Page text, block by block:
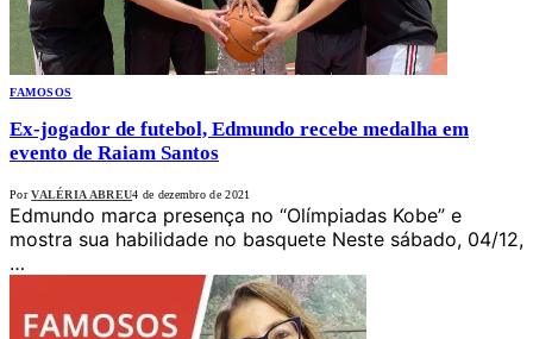
FAMOSOS
Ex-jogador de futebol, Edmundo recebe medalha em
evento de Raiam Santos
Por VALÉRIA ABREU4 de dezembro de 2021
Edmundo marca presença no “Olímpiadas Kobe” e
mostra sua habilidade no basquete Neste sábado, 04/12,
…